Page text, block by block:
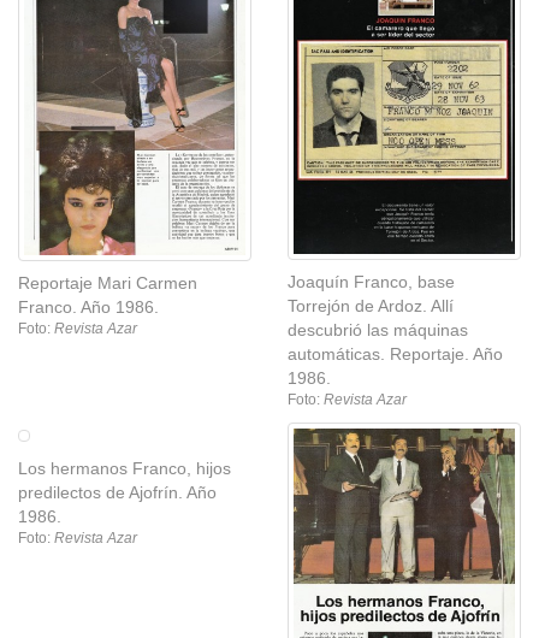
Reportaje Mari Carmen
Franco. Año 1986.
Foto: Revista Azar
Joaquín Franco, base
Torrejón de Ardoz. Allí
descubrió las máquinas